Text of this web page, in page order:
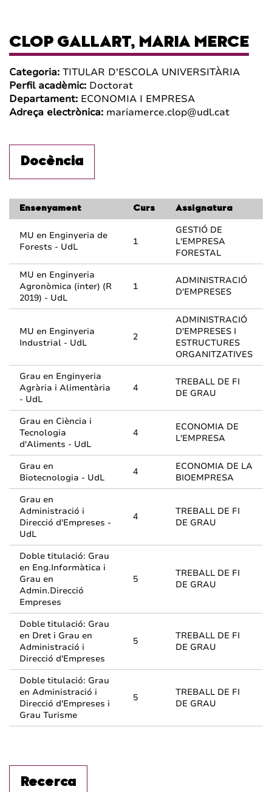
CLOP GALLART, MARIA MERCE
Categoria: TITULAR D'ESCOLA UNIVERSITÀRIA
Perfil acadèmic: Doctorat
Departament: ECONOMIA I EMPRESA
Adreça electrònica: mariamerce.clop@udl.cat
Docència
Ensenyament Curs Assignatura
MU en Enginyeria de
Forests - UdL
1
GESTIÓ DE
L'EMPRESA
FORESTAL
MU en Enginyeria
Agronòmica (inter) (R
2019) - UdL
1
ADMINISTRACIÓ
D'EMPRESES
MU en Enginyeria
Industrial - UdL
2
ADMINISTRACIÓ
D'EMPRESES I
ESTRUCTURES
ORGANITZATIVES
Grau en Enginyeria
Agrària i Alimentària
- UdL
4
TREBALL DE FI
DE GRAU
Grau en Ciència i
Tecnologia
d'Aliments - UdL
4
ECONOMIA DE
L'EMPRESA
Grau en
Biotecnologia - UdL
4
ECONOMIA DE LA
BIOEMPRESA
Grau en
Administració i
Direcció d'Empreses -
UdL
4
TREBALL DE FI
DE GRAU
Doble titulació: Grau
en Eng.Informàtica i
Grau en
Admin.Direcció
Empreses
5
TREBALL DE FI
DE GRAU
Doble titulació: Grau
en Dret i Grau en
Administració i
Direcció d'Empreses
5
TREBALL DE FI
DE GRAU
Doble titulació: Grau
en Administració i
Direcció d'Empreses i
Grau Turisme
5
TREBALL DE FI
DE GRAU
Recerca